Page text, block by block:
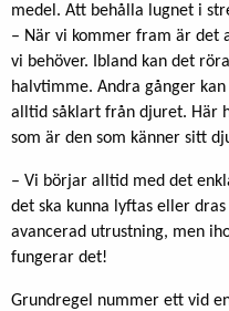
medel. Att behålla lugnet i
– När vi kommer fram är det
vi behöver. Ibland kan det
halvtimme. Andra gånger
alltid såklart från djuret. Här
som är den som känner sitt
– Vi börjar alltid med det
det ska kunna lyftas eller
avancerad utrustning, men
fungerar det!
Grundregel nummer ett vid